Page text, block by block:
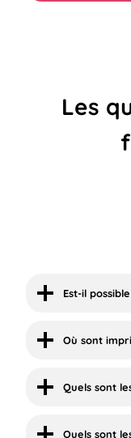
Les
Est-il
Où sont
Quels sont
Quels sont